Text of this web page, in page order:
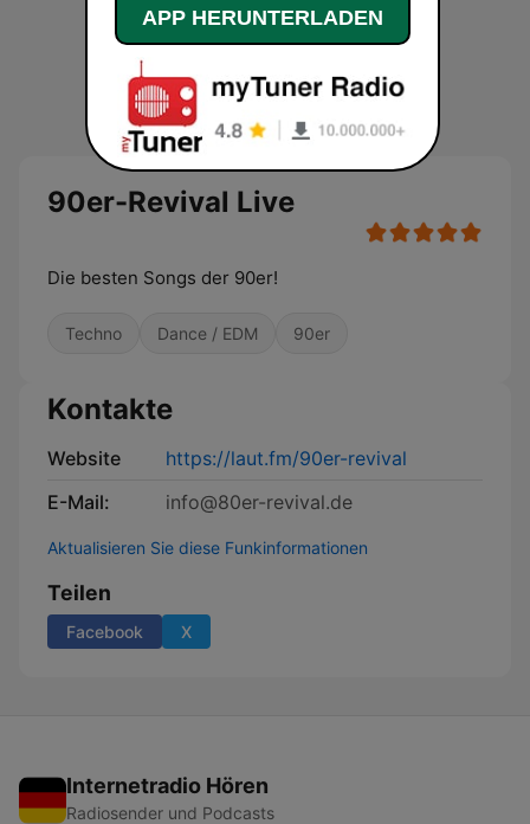
90er-Revival Live
Die besten Songs der 90er!
Techno Dance / EDM 90er
Kontakte
Website
https://laut.fm/90er-revival
E-Mail:
info@80er-revival.de
Aktualisieren Sie diese Funkinformationen
Teilen
Facebook X
Internetradio Hören
Radiosender und Podcasts
APP HERUNTERLADEN